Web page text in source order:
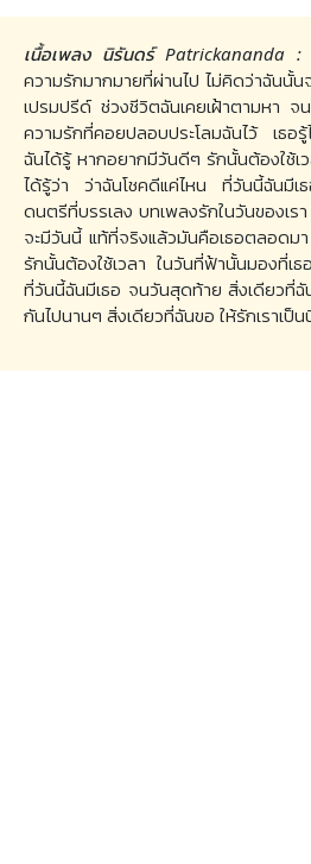
เนื้อเพลง นิรันดร์ Patrickananda
ความรักมากมายที่ผ่านไป ไม่คิดว่าฉันนั้
เปรมปรีด์ ช่วงชีวิตฉันเคยเฝ้าตามหา จ
ความรักที่คอยปลอบประโลมฉันไว้ เธ
ฉันได้รู้ หากอยากมีวันดีๆ รักนั้นต้องใช้เ
ได้รู้ว่า ว่าฉันโชคดีแค่ไหน ที่วันนี้ฉันมี
ดนตรีที่บรรเลง บทเพลงรักในวันของเร
จะมีวันนี้ แท้ที่จริงแล้วมันคือเธอตลอด
รักนั้นต้องใช้เวลา ในวันที่ฟ้านั้นมองที่เธ
ที่วันนี้ฉันมีเธอ จนวันสุดท้าย สิ่งเดียวที่ฉั
กันไปนานๆ สิ่งเดียวที่ฉันขอ ให้รักเราเป็